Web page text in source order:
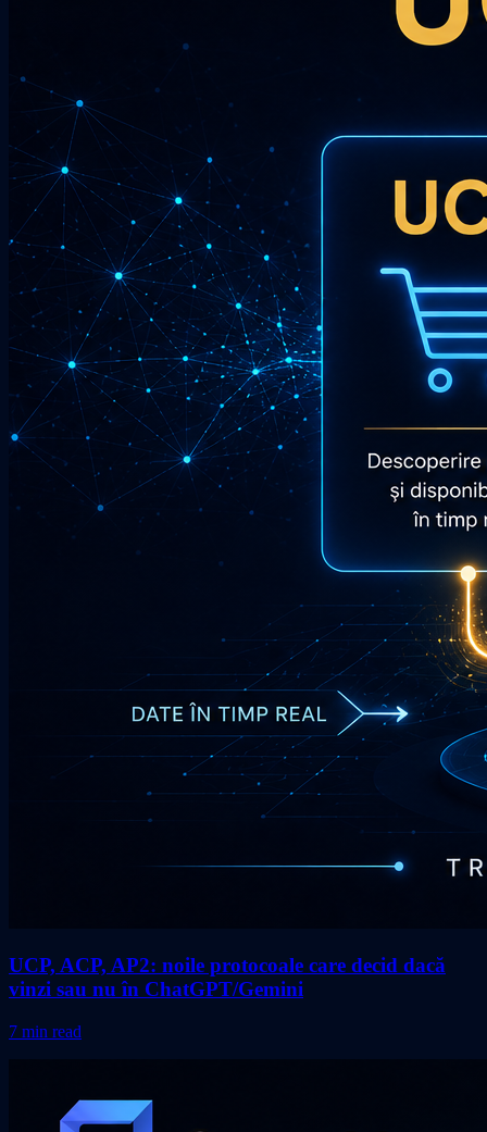
UCP, ACP, AP2: noile protocoale care decid dacă
vinzi sau nu în ChatGPT/Gemini
7 min read